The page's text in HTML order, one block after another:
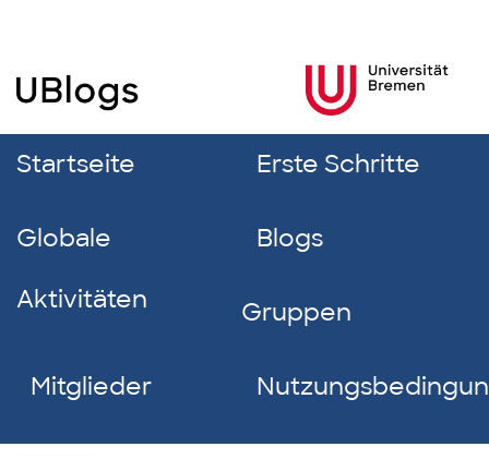
Startseite Erste Schritte
Globale
Aktivitäten
Blogs
Gruppen
Mitglieder